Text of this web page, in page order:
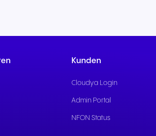
Kunden
Cloudya Login
Admin Portal
NFON Status